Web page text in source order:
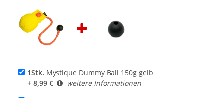
1Stk. Mystique Dummy Ball 150g gelb
+ 8,99 €
weitere Informationen